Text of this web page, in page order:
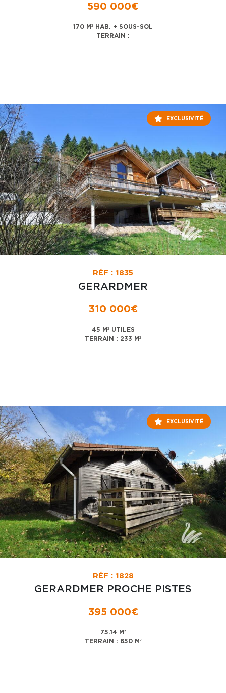
590 000€
170 M² HAB. + SOUS-SOL
TERRAIN :
EXCLUSIVITÉ
RÉF : 1835
GERARDMER
310 000€
45 M² UTILES
TERRAIN : 233 M²
EXCLUSIVITÉ
RÉF : 1828
GERARDMER PROCHE PISTES
395 000€
75.14 M²
TERRAIN : 650 M²